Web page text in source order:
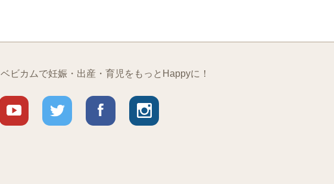
ベビカムで妊娠・出産・育児をもっとHappyに！